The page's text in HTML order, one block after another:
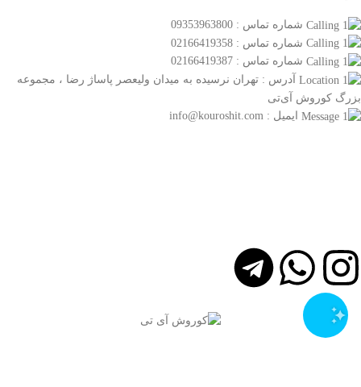
شماره تماس : 09353963800
شماره تماس : 02166419358
شماره تماس : 02166419387
آدرس : تهران نرسیده به میدان ولیعصر پاساژ رضا ، مجموعه
بزرگ کوروش آی‌تی
ایمیل : info@kouroshit.com